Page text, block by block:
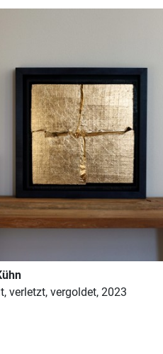
verletzt, vergoldet, 2023